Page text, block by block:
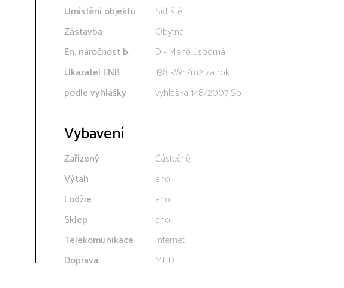
Umístění objektu
Sídliště
Zástavba
Obytná
En. náročnost b.
D - Méně úsporná
Ukazatel ENB
138 kWh/m2 za rok
podle vyhlášky
vyhláška 148/2007 Sb
Vybavení
Zařízený
Částečně
Výtah
ano
Lodžie
ano
Sklep
ano
Telekomunikace
Internet
Doprava
MHD